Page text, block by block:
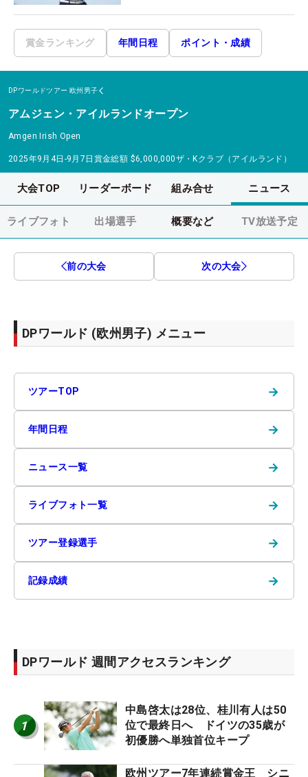
賞金ランキング 年間日程 ポイント・成績
DPワールドツアー 欧州男子
アムジェン・アイルランドオープン
Amgen Irish Open
2025年9月4日-9月7日 賞金総額 $6,000,000ザ・Kクラブ（アイルランド）
大会TOP リーダーボード 組み合せ ニュース
ライブフォト 出場選手 概要など TV放送予定
前の大会 次の大会
DPワールド (欧州男子) メニュー
ツアーTOP →
年間日程 →
ニュース一覧 →
ライブフォト一覧 →
ツアー登録選手 →
記録成績 →
DPワールド 週間アクセスランキング
1
中島啓太は28位、桂川有人は50
位で最終日へ ドイツの35歳が
初優勝へ単独首位キープ
欧州ツアー7年連続賞金王 シニ